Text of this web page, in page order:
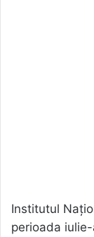
Institutul
perioada